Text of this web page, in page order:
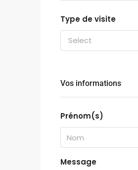
Type de visite
Select
Vos informations
Prénom(s)
Message